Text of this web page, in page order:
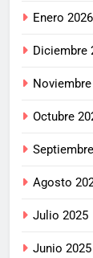
Enero 2026
Diciembre
Octubre
Agosto
Julio 2025
Junio 2025